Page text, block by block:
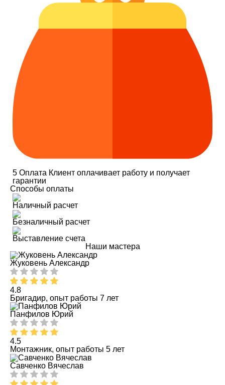
5 Оплата Клиент оплачивает работу и получает
гарантии
Способы оплаты
Наличный расчет
Безналичный расчет
Выставление счета
Наши мастера
Жуковень Александр
4.8
Бригадир, опыт работы 7 лет
Панфилов Юрий
4.5
Монтажник, опыт работы 5 лет
Савченко Вячеслав